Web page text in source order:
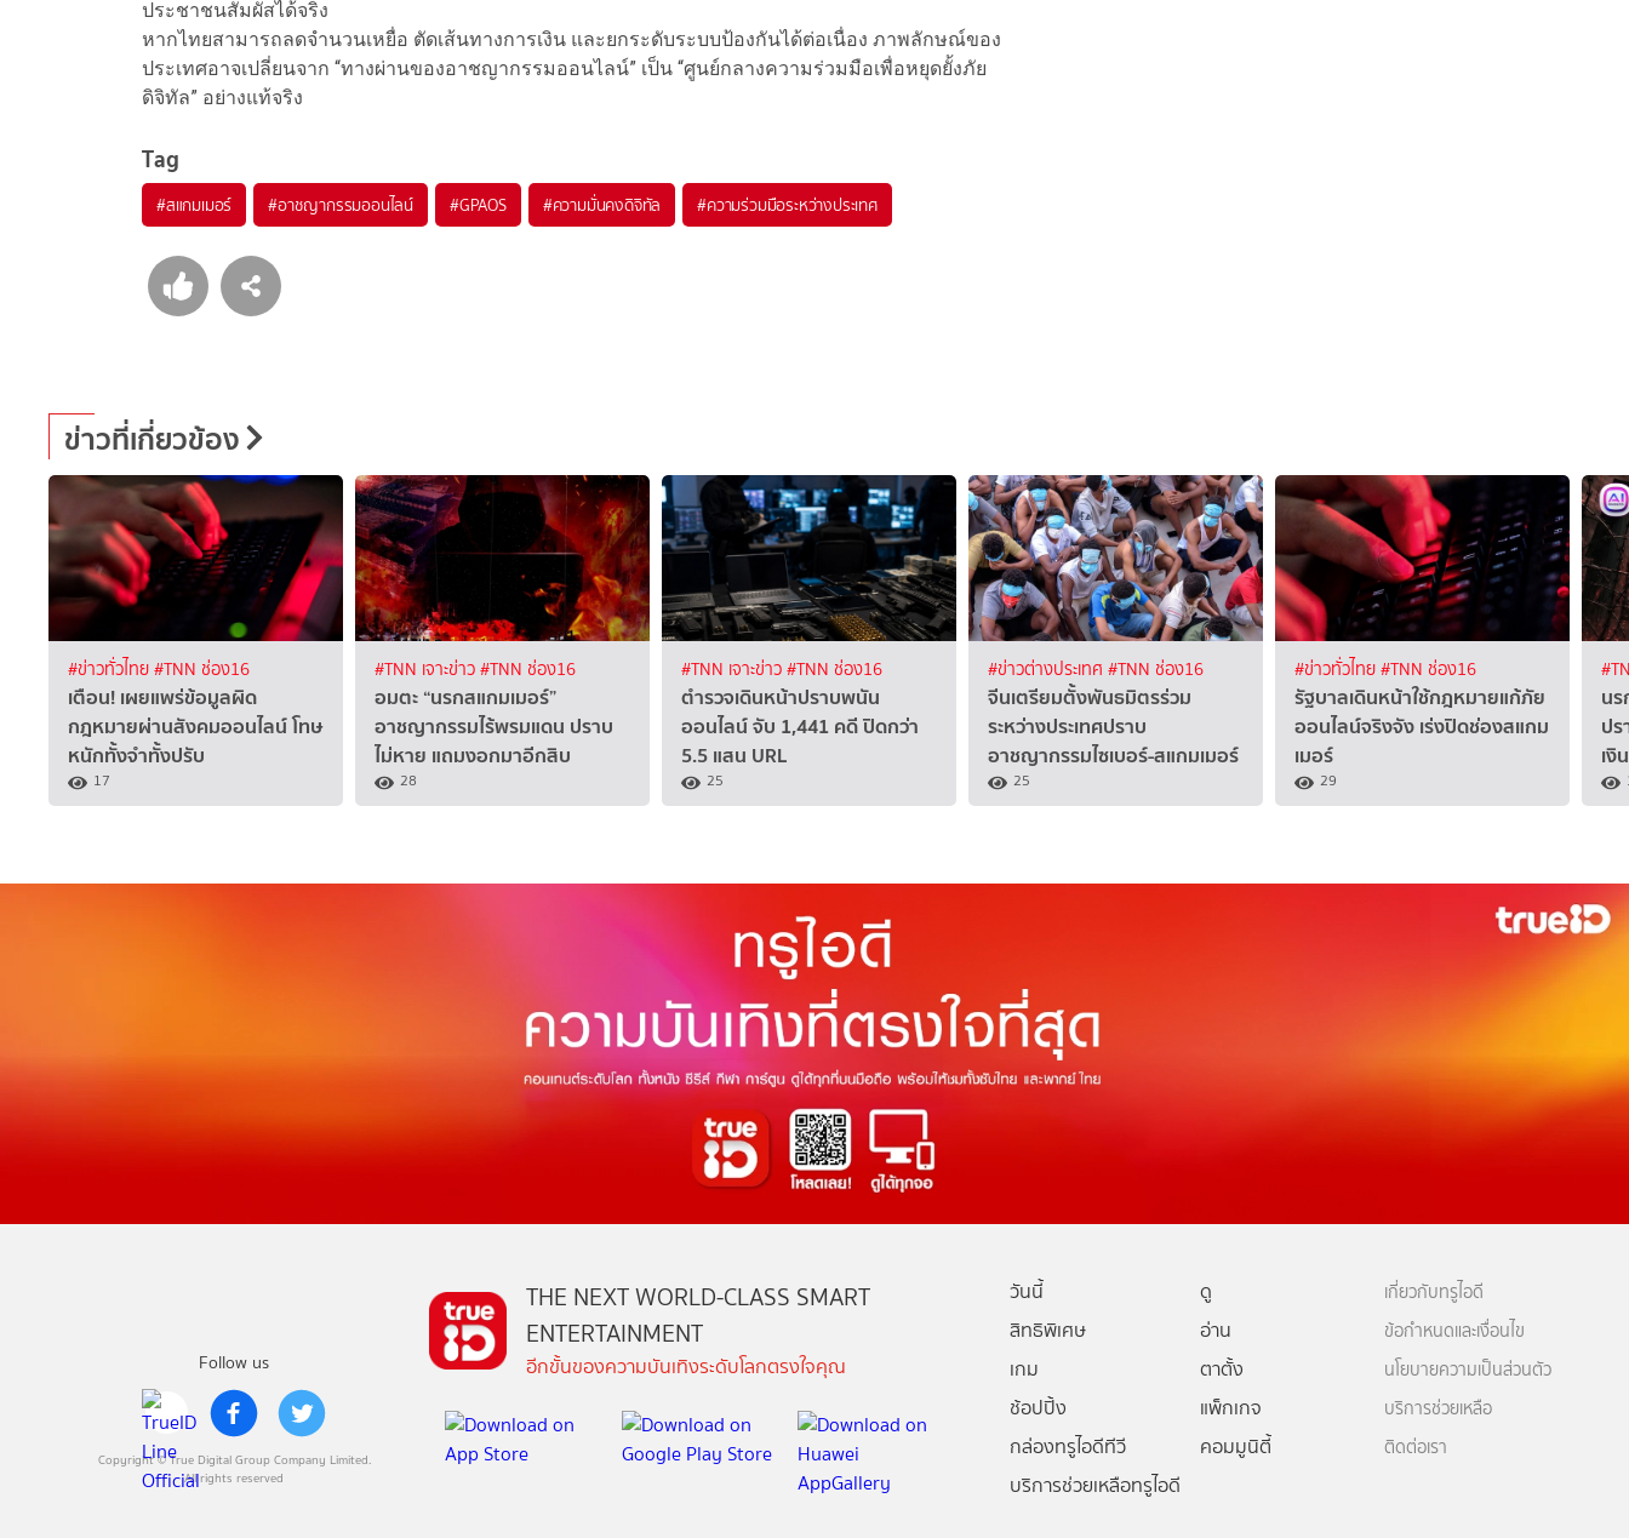
ประชาชนสัมผัสได้จริง
หากไทยสามารถลดจำนวนเหยื่อ ตัดเส้นทางการเงิน และยกระดับระบบป้องกันได้ต่อเนื่อง ภาพลักษณ์ของ
ประเทศอาจเปลี่ยนจาก “ทางผ่านของอาชญากรรมออนไลน์” เป็น “ศูนย์กลางความร่วมมือเพื่อหยุดยั้งภัย
ดิจิทัล” อย่างแท้จริง
Tag
#สแกมเมอร์ #อาชญากรรมออนไลน์ #GPAOS #ความมั่นคงดิจิทัล #ความร่วมมือระหว่างประเทศ
ข่าวที่เกี่ยวข้อง
#ข่าวทั่วไทย#TNN ช่อง16
เตือน! เผยแพร่ข้อมูลผิด
กฎหมายผ่านสังคมออนไลน์ โทษ
หนักทั้งจำทั้งปรับ
17
#TNN เจาะข่าว#TNN ช่อง16
อมตะ “นรกสแกมเมอร์”
อาชญากรรมไร้พรมแดน ปราบ
ไม่หาย แถมงอกมาอีกสิบ
28
#TNN เจาะข่าว#TNN ช่อง16
ตำรวจเดินหน้าปราบพนัน
ออนไลน์ จับ 1,441 คดี ปิดกว่า
5.5 แสน URL
25
#ข่าวต่างประเทศ #TNN ช่อง16
จีนเตรียมตั้งพันธมิตรร่วม
ระหว่างประเทศปราบ
อาชญากรรมไซเบอร์-สแกมเมอร์
25
#ข่าวทั่วไทย#TNN ช่อง16
รัฐบาลเดินหน้าใช้กฎหมายแก้ภัย
ออนไลน์จริงจัง เร่งปิดช่องสแกม
เมอร์
29
น
ปร
เ
Follow us
Copyright © True Digital Group Company Limited.
All rights reserved
THE NEXT WORLD-CLASS SMART
ENTERTAINMENT
อีกขั้นของความบันเทิงระดับโลกตรงใจคุณ
วันนี้
ดู
สิทธิพิเศษ
อ่าน
เกม
ตาตั้ง
ช้อปปิ้ง
แพ็กเกจ
กล่องทรูไอดีทีวี
คอมมูนิตี้
บริการช่วยเหลือทรูไอดี
เกี่ยวกับทรูไอดี
ข้อกำหนดและเงื่อนไข
นโยบายความเป็นส่วนตัว
บริการช่วยเหลือ
ติดต่อเรา